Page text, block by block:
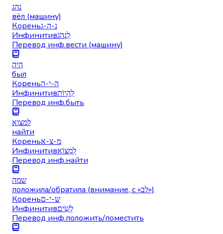
נהג
вёл (машину)
Кореньנ-ה-ג
Инфинитивלִנְהֹג
Перевод инф.вести (машину)
היה
был
Кореньה-י-ה
Инфинитивלִהְיוֹת
Перевод инф.быть
למצוא
найти
Кореньמ-צ-א
Инфинитивלִמְצוֹא
Перевод инф.найти
שמה
положила/обратила (внимание, с «לב»)
Кореньש-י-ם
Инфинитивלָשִׂים
Перевод инф.положить/поместить